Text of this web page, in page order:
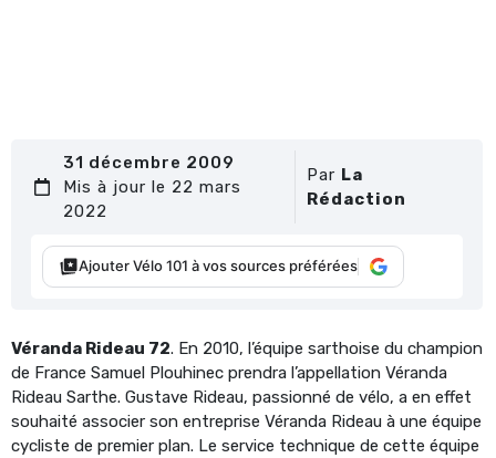
31 décembre 2009
Mis à jour le 22 mars
2022
Par La
Rédaction
Ajouter Vélo 101 à vos sources préférées
Véranda Rideau 72. En 2010, l’équipe sarthoise du champion
de France Samuel Plouhinec prendra l’appellation Véranda
Rideau Sarthe. Gustave Rideau, passionné de vélo, a en effet
souhaité associer son entreprise Véranda Rideau à une équipe
cycliste de premier plan. Le service technique de cette équipe